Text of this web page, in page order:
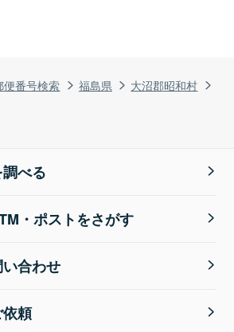
便番号検索 福島県
大沼郡昭和村
べる
・ポストをさがす
合わせ
頼